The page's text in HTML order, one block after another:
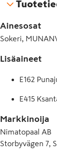
Ainesosat
Sokeri,
Lisäaineet
E162
E415
Markkinoija
Nimatopaal AB
Storbyvägen 7,